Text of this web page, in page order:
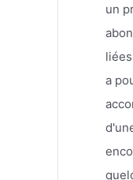
un
a